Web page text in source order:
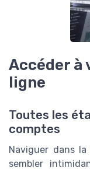
Accéder à
ligne
Toutes les
comptes
Naviguer dans
sembler